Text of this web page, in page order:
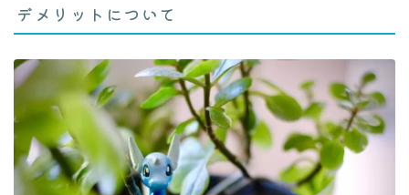
デメリットについて